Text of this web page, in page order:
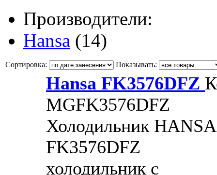
Производители:
Hansa (14)
Сортировка: Показывать:
Hansa FK3576DFZ
MGFK3576DFZ
Холодильник HANSA
FK3576DFZ
холодильник с